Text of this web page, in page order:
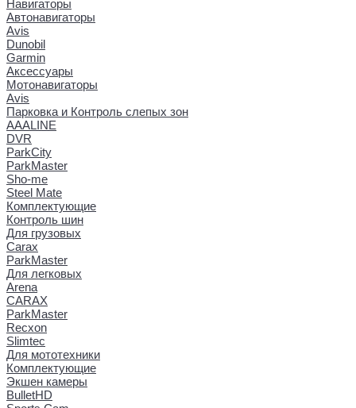
Навигаторы
Автонавигаторы
Avis
Dunobil
Garmin
Аксессуары
Мотонавигаторы
Avis
Парковка и Контроль слепых зон
AAALINE
DVR
ParkCity
ParkMaster
Sho-me
Steel Mate
Комплектующие
Контроль шин
Для грузовых
Carax
ParkMaster
Для легковых
Arena
CARAX
ParkMaster
Recxon
Slimtec
Для мототехники
Комплектующие
Экшен камеры
BulletHD